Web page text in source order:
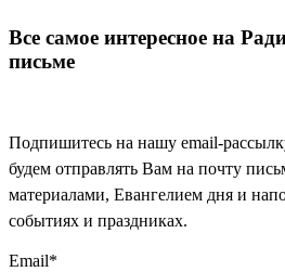
Все самое интересное на
письме
Подпишитесь на нашу email-
будем отправлять Вам на почту
материалами, Евангелием дня и
событиях и праздниках.
Email*